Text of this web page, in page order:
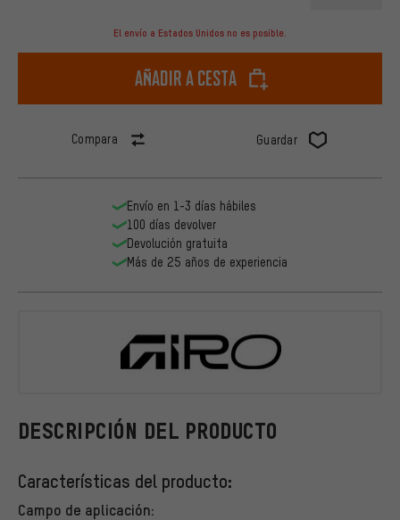
El envío a Estados Unidos no es posible.
Añadir a cesta
Compara Guardar
DESCRIPCIÓN DEL PRODUCTO
Características del producto:
Campo de aplicación:
Envío en 1-3 días hábiles
100 días devolver
Devolución gratuita
Más de 25 años de experiencia
Giro